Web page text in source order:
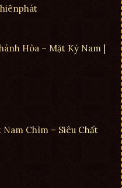
Hòa – Mặt Kỳ Nam |
Chìm – Siêu Chất